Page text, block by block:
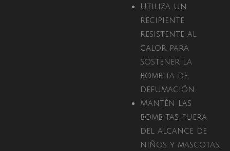
Utiliza un
recipiente
resistente al
calor para
sostener la
bombita de
defumación.
Mantén las
bombitas fuera
del alcance de
niños y mascotas.